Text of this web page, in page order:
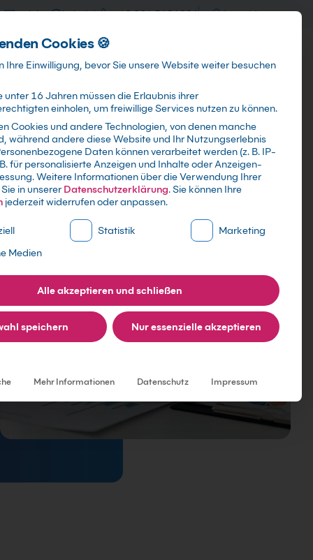
training@kebel.de +49 231 5191986 Anmelden
Suchen
Info & Services Kontakt
Cookies 🍪
Ihre Einwilligung, bevor Sie unsere Website weiter besuchen
unter 16 Jahren müssen die Erlaubnis ihrer
einholen, um freiwillige Services nutzen zu können.
Cookies und andere Technologien, von denen manche
während andere diese Website und Ihr Nutzungserlebnis
Daten können verarbeitet werden (z. B. IP-
für personalisierte Anzeigen und Inhalte oder Anzeigen-
Weitere Informationen über die Verwendung Ihrer
in unserer Datenschutzerklärung.Sie können Ihre
jederzeit widerrufen oder anpassen.
Liste der Service-Gruppen, für die eine Einwilligung
Statistik
Marketing
Medien
Alle akzeptieren und schließen
speichern Nur essenzielle akzeptieren
Mehr Informationen Datenschutz Impressum